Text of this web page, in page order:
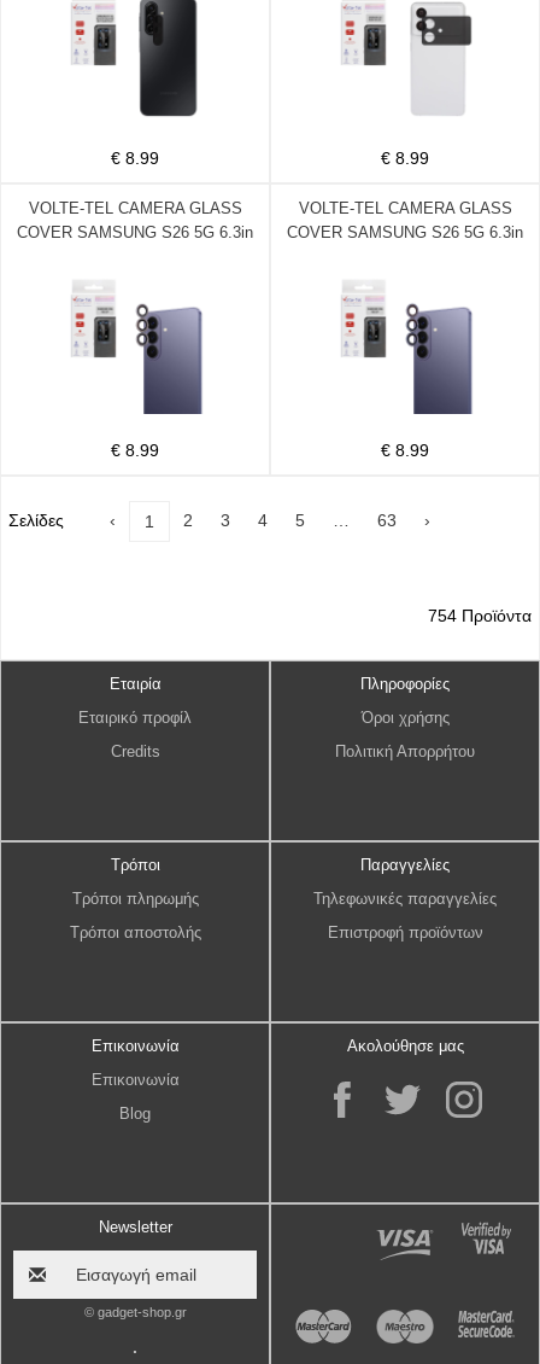
CURVED BLACK
€ 8.99 € 8.99
VOLTE-TEL CAMERA GLASS
COVER SAMSUNG S26 5G 6.3in
WITH STRASS LIGHT BLUE
€ 8.99
VOLTE-TEL CAMERA GLASS
COVER SAMSUNG S26 5G 6.3in
WITH STRASS NAVY BLUE
€ 8.99
Σελίδες ‹ 1 2 3 4 5 63 ›
754 Προϊόντα
Εταιρία
Εταιρικό προφίλ
Credits
Πληροφορίες
Όροι χρήσης
Πολιτική Απορρήτου
Τρόποι
Τρόποι πληρωμής
Τρόποι αποστολής
Παραγγελίες
Τηλεφωνικές παραγγελίες
Επιστροφή προϊόντων
Επικοινωνία
Επικοινωνία
Blog
Ακολούθησε μας
Newsletter
© gadget-shop.gr
.